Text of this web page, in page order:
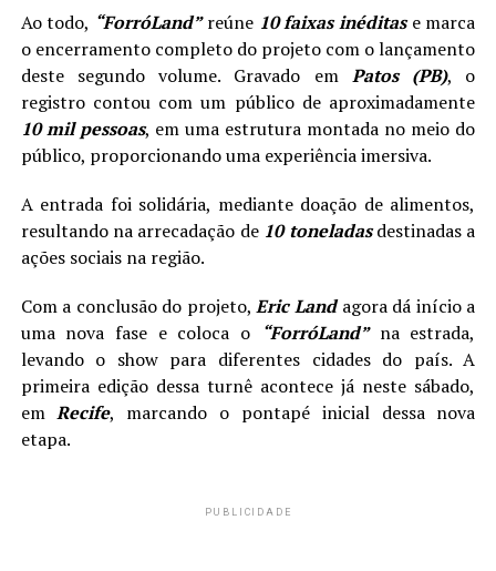
Ao todo, “ForróLand”reúne 10 faixas inéditase marca
o encerramento completo do projeto com o lançamento
deste segundo volume. Gravado em Patos (PB), o
registro contou com um público de aproximadamente
10 mil pessoas, em uma estrutura montada no meio do
público, proporcionando uma experiência imersiva.
A entrada foi solidária, mediante doação de alimentos,
resultando na arrecadação de 10 toneladasdestinadas a
ações sociais na região.
Com a conclusão do projeto,Eric Landagora dá início a
uma nova fase e coloca o “ForróLand”na estrada,
levando o show para diferentes cidades do país. A
primeira edição dessa turnê acontece já neste sábado,
emRecife, marcando o pontapé inicial dessa nova
etapa.
PUBLICIDADE